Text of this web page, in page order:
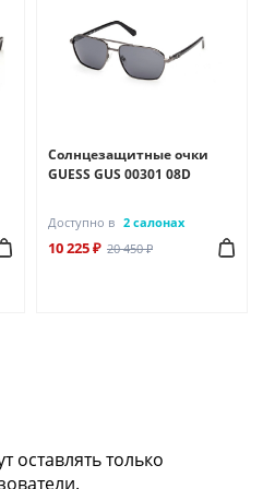
Солнцезащитные очки
GUESS GUS 00301 08D
Доступно в 2 салонах
10 225 ₽ 20 450 ₽
оставлять только